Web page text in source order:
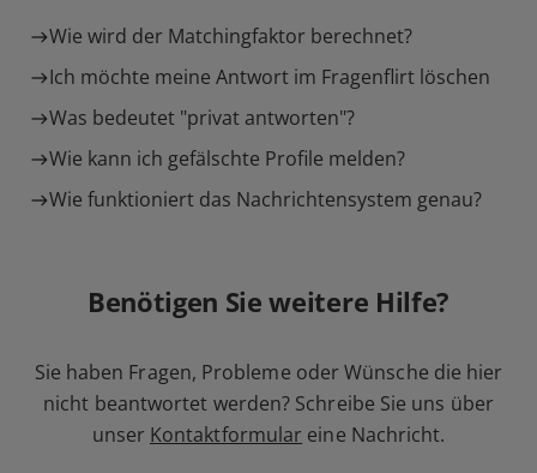
Wie wird der Matchingfaktor berechnet?
Ich möchte meine Antwort im Fragenflirt löschen
Was bedeutet "privat antworten"?
Wie kann ich gefälschte Profile melden?
Wie funktioniert das Nachrichtensystem genau?
Benötigen Sie weitere Hilfe?
Sie haben Fragen, Probleme oder Wünsche die hier
nicht beantwortet werden? Schreibe Sie uns über
unser Kontaktformular eine Nachricht.